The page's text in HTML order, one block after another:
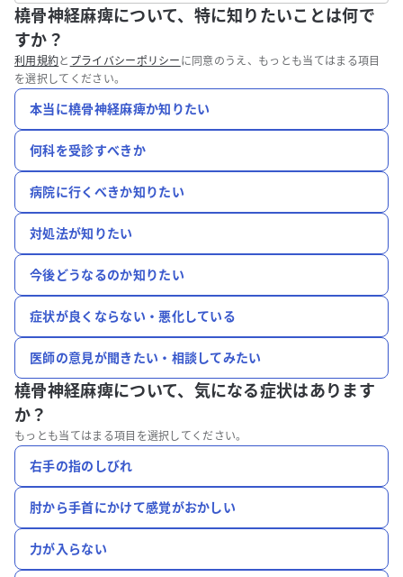
橈骨神経麻痺について、特に知りたいことは何で
すか？
利用規約と プライバシーポリシー に同意のうえ、もっとも当てはまる項目
を選択してください。
本当に橈骨神経麻痺か知りたい
何科を受診すべきか
病院に行くべきか知りたい
対処法が知りたい
今後どうなるのか知りたい
症状が良くならない・悪化している
医師の意見が聞きたい・相談してみたい
橈骨神経麻痺について、 気になる症状はあります
か？
もっとも当てはまる項目を選択してください。
右手の指のしびれ
肘から手首にかけて感覚がおかしい
力が入らない